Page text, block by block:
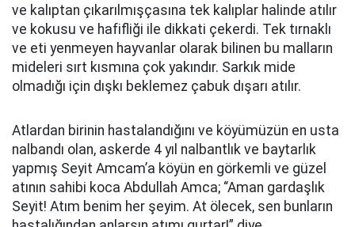
ve kalıptan çıkarılmışçasına tek kalıplar halinde atılır
ve kokusu ve hafifliği ile dikkati çekerdi. Tek tırnaklı
ve eti yenmeyen hayvanlar olarak bilinen bu malların
mideleri sırt kısmına çok yakındır. Sarkık mide
olmadığı için dışkı beklemez çabuk dışarı atılır.
Atlardan birinin hastalandığını ve köyümüzün en usta
nalbandı olan, askerde 4 yıl nalbantlık ve baytarlık
yapmış Seyit Amcam’a köyün en görkemli ve güzel
atının sahibi koca Abdullah Amca; “Aman gardaşlık
Seyit! Atım benim her şeyim. At ölecek, sen bunların